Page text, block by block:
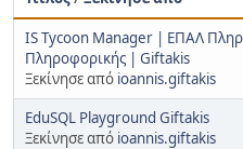
IS Tycoon Manager | ΕΠΑΛ
Πληροφορικής | Giftakis
Ξεκίνησε από ioannis.giftakis
EduSQL Playground Giftakis
Ξεκίνησε από ioannis.giftakis